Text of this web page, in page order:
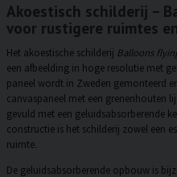
Akoestisch schilderij –
voor rustigere ruimtes
Het akoestische schilderij Balloons
een afbeelding in hoge resolutie met
paneel wordt in Zweden gemonteerd
canvaspaneel met een grenenhouten
gevuld met een geluidsabsorberende
constructie is het schilderij zowel een
ruimte.
De geluidsabsorberende opbouw is